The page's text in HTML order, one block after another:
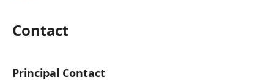
Contact
Principal Contact